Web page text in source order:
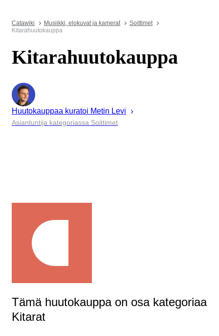
Catawiki Musiikki, elokuvat ja kamerat
Soittimet
Kitarahuutokauppa
Kitarahuutokauppa
Huutokauppaa kuratoi Metin Levi
Asiantuntija kategoriassa Soittimet
Tämä huutokauppa on osa kategoriaa
Kitarat